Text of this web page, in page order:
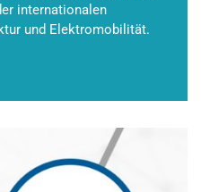
internationalen
und Elektromobilität.